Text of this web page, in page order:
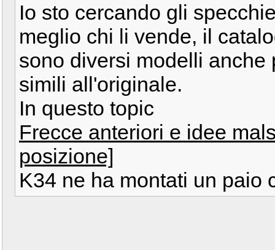
Io sto cercando gli
meglio chi li vende, il
sono diversi modelli
simili all'originale.
In questo topic
Frecce anteriori e idee
posizione]
K34 ne ha montati un